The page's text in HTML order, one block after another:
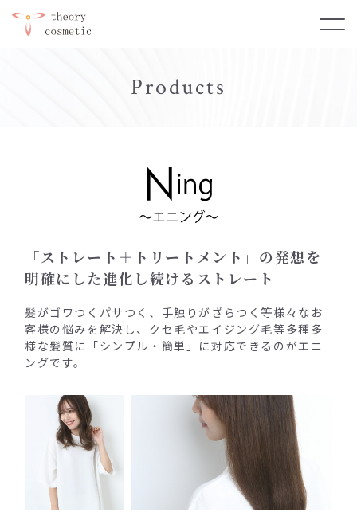
Products
「ストレート＋トリートメント」の発想を
明確にした進化し続けるストレート
髪がゴワつくパサつく、手触りがざらつく等様々なお
客様の悩みを解決し、クセ毛やエイジング毛等多種多
様な髪質に「シンプル・簡単」に対応できるのがエニ
ングです。